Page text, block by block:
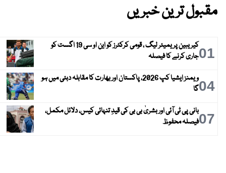
مقبول ترین خبریں
01
کیریبین پریمیئر لیگ ، قومی کرکٹرز کو این او سی 19 اگست کو
جاری کرنے کا فیصلہ
04
ویمنز ایشیا کپ 2026، پاکستان اور بھارت کا مقابلہ دبئی میں ہو
گا
07بانی پی ٹی آئی اور بشریٰ بی بی کی قیدِ تنہائی کیس، دلائل مکمل،
فیصلہ محفوظ